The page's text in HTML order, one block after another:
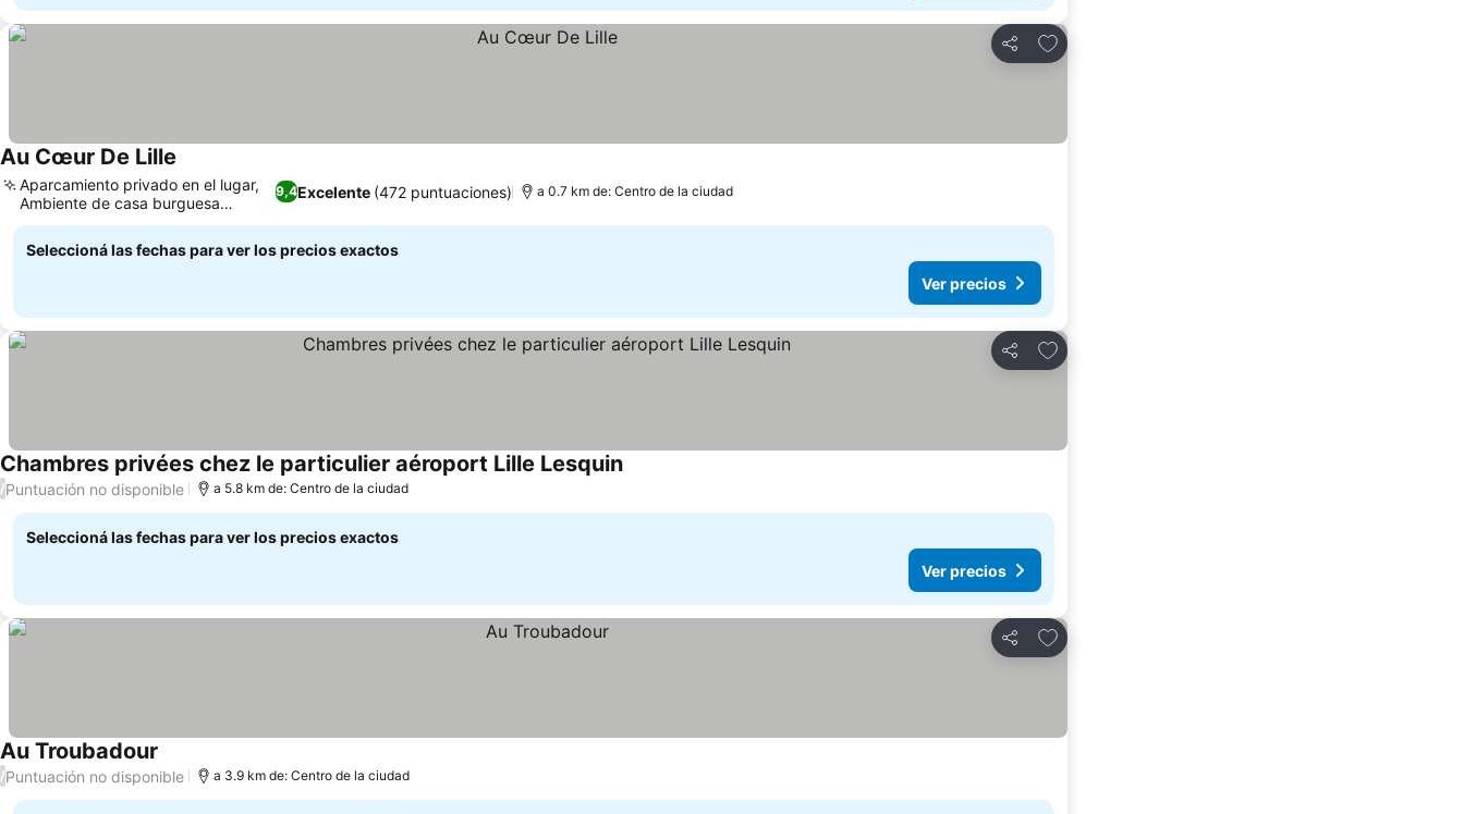
Compartir
Añadir a favoritos
Au Cœur De Lille
9,4Excelente (472 puntuaciones)
Aparcamiento privado en el lugar,
Ambiente de casa burguesa
histórica
a 0.7 km de: Centro de la ciudad
Seleccioná las fechas para ver los precios exactos
Ver precios
Compartir
Añadir a favoritos
Chambres privées chez le particulier aéroport Lille LesquinVer precios
/Puntuación no disponible a 5.8 km de: Centro de la ciudad
Seleccioná las fechas para ver los precios exactos
Ver precios
Compartir
Añadir a favoritos
Au Troubadour Ver precios
/Puntuación no disponible a 3.9 km de: Centro de la ciudad